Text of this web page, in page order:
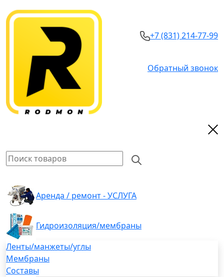
+7 (831) 214-77-99
Обратный звонок
Аренда / ремонт - УСЛУГА
Гидроизоляция/мембраны
Ленты/манжеты/углы
Мембраны
Составы